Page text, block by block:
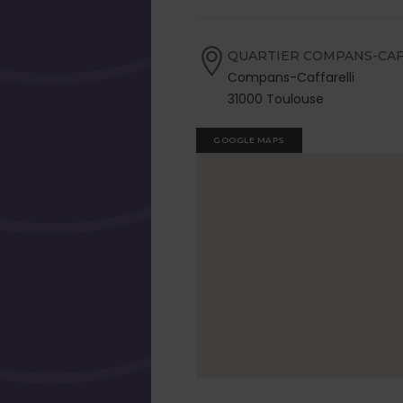
QUARTIER COMPANS-
Compans-Caffarelli
31000 Toulouse
GOOGLE MAPS